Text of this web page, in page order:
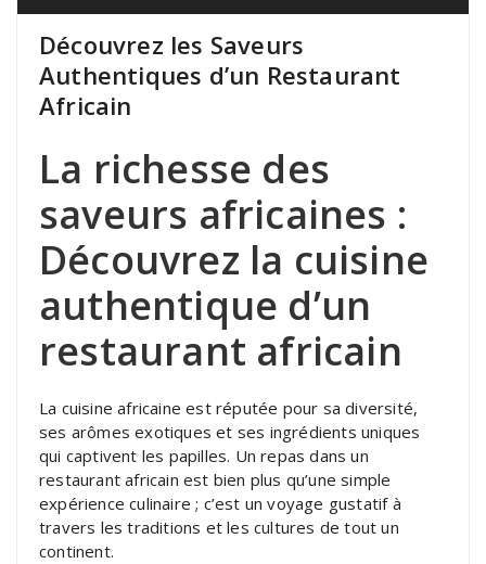
Découvrez les Saveurs
Authentiques d’un Restaurant
Africain
La richesse des
saveurs africaines :
Découvrez la cuisine
authentique d’un
restaurant africain
La cuisine africaine est réputée pour sa diversité,
ses arômes exotiques et ses ingrédients uniques
qui captivent les papilles. Un repas dans un
restaurant africain est bien plus qu’une simple
expérience culinaire ; c’est un voyage gustatif à
travers les traditions et les cultures de tout un
continent.